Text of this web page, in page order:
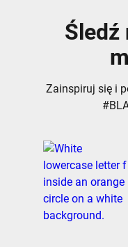
Śledź
Zainspiruj się i